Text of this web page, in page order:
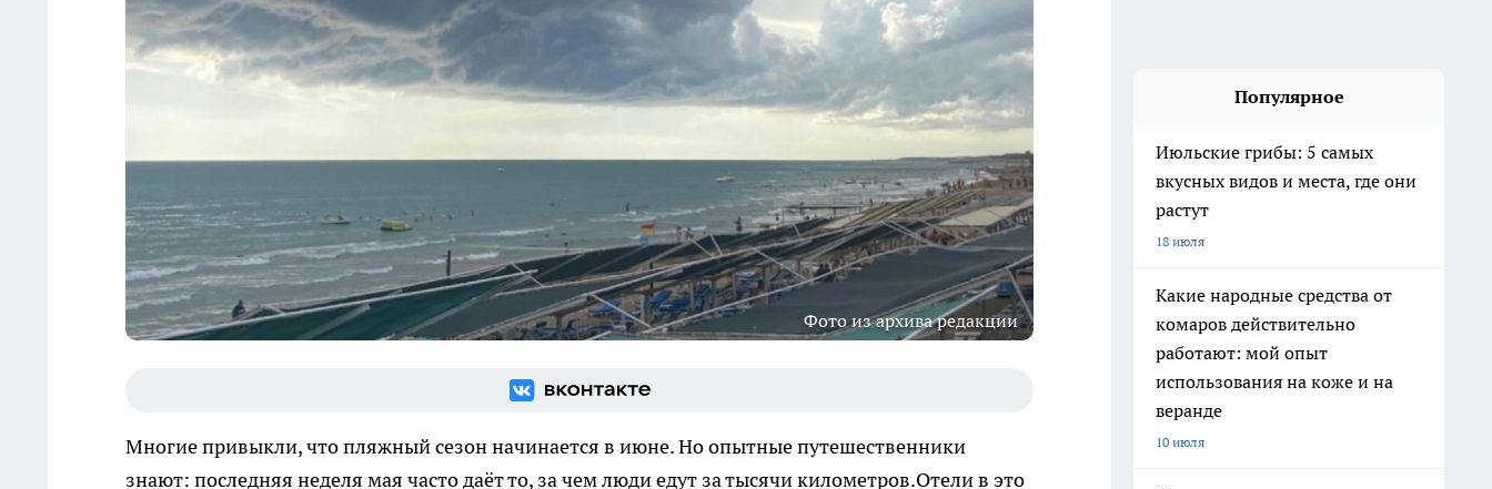
Фото из архива редакции
Многие привыкли, что пляжный сезон начинается в июне. Но опытные путешественники
знают: последняя неделя мая часто даёт то, за чем люди едут за тысячи километров.Отели в это
Популярное
Июльские грибы: 5 самых
вкусных видов и места, где они
растут
18 июля
Какие народные средства от
комаров действительно
работают: мой опыт
использования на коже и на
веранде
10 июля